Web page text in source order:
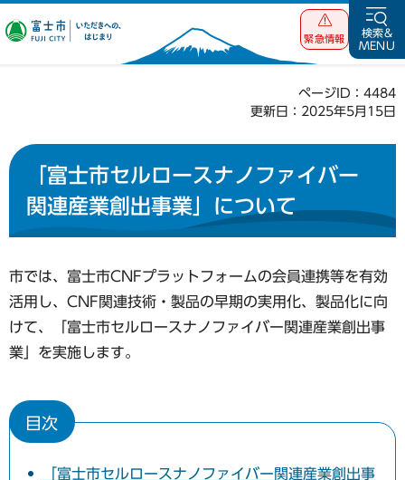
富士市 いただ
緊急情報
検索&
MENU
ページID：4484
更新日：2025年5月15日
「富士市セルロースナノファイバー
関連産業創出事業」について
市では、富士市CNFプラットフォームの会員連携等を有効
活用し、CNF関連技術・製品の早期の実用化、製品化に向
けて、「富士市セルロースナノファイバー関連産業創出事
業」を実施します。
目次
「富士市セルロースナノファイバー関連産業創出事